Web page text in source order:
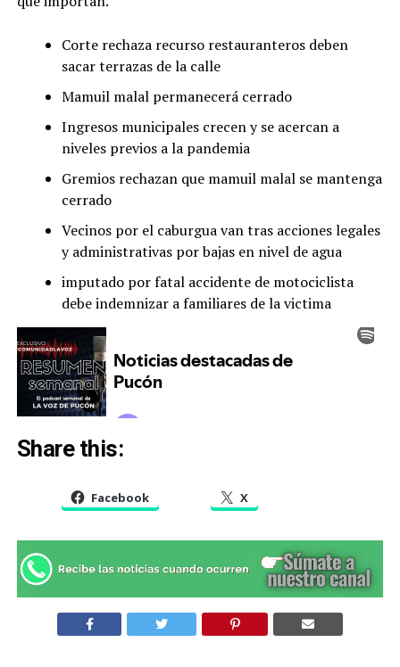
Corte rechaza recurso restauranteros deben
sacar terrazas de la calle
Mamuil malal permanecerá cerrado
Ingresos municipales crecen y se acercan a
niveles previos a la pandemia
Gremios rechazan que mamuil malal se mantenga
cerrado
Vecinos por el caburgua van tras acciones legales
y administrativas por bajas en nivel de agua
imputado por fatal accidente de motociclista
debe indemnizar a familiares de la victima
Share this:
Facebook X